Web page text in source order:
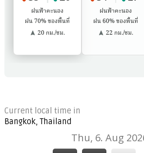
Current local time in
Bangkok, Thailand